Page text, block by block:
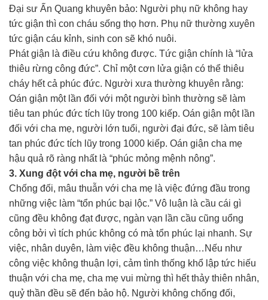
Đại sư Ấn Quang khuyên bảo: Người phụ nữ không hay
tức giận thì con cháu sống thọ hơn. Phụ nữ thường xuyên
tức giận cáu kỉnh, sinh con sẽ khó nuôi.
Phát giận là điều cứu không được. Tức giận chính là “lửa
thiêu rừng công đức”. Chỉ một cơn lửa giận có thể thiêu
cháy hết cả phúc đức. Người xưa thường khuyên rằng:
Oán giận một lần đối với một người bình thường sẽ làm
tiêu tan phúc đức tích lũy trong 100 kiếp. Oán giận một lần
đối với cha mẹ, người lớn tuổi, người đại đức, sẽ làm tiêu
tan phúc đức tích lũy trong 1000 kiếp. Oán giận cha mẹ
hậu quả rõ ràng nhất là “phúc mỏng mệnh nông”.
3. Xung đột với cha mẹ, người bề trên
Chống đối, mâu thuẫn với cha mẹ là việc đứng đầu trong
những việc làm “tổn phúc bại lộc.” Vô luận là cầu cái gì
cũng đều không đạt được, ngàn vạn lần cầu cũng uổng
công bởi vì tích phúc không có mà tổn phúc lại nhanh. Sự
việc, nhân duyên, làm việc đều không thuận…Nếu như
công việc không thuận lợi, cảm tình thống khổ lập tức hiếu
thuận với cha mẹ, cha mẹ vui mừng thì hết thảy thiên nhân,
quỷ thần đều sẽ đến bảo hộ. Người không chống đối,